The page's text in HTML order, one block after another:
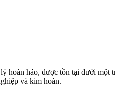
hảo, được tồn tại dưới
và kim hoàn.